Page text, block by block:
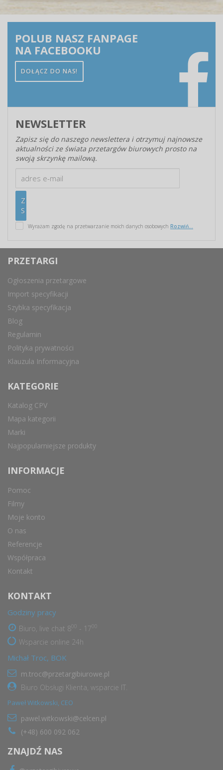
POLUB NASZ FANPAGE
NA FACEBOOKU
DOŁĄCZ DO NAS!
NEWSLETTER
Zapisz się do naszego newslettera i otrzymuj najnowsze
aktualności ze świata przetargów biurowych prosto na
swoją skrzynkę mailową.
Wyrażam zgodę na przetwarzanie moich danych osobowych Rozwiń...
PRZETARGI
Ogłoszenia przetargowe
Import specyfikacji
Szybka specyfikacja
Blog
Regulamin
Polityka prywatności
Klauzula Informacyjna
KATEGORIE
Katalog CPV
Mapa kategorii
Marki
Najpopularniejsze produkty
INFORMACJE
Pomoc
Filmy
Moje konto
O nas
Referencje
Współpraca
Kontakt
KONTAKT
Godziny pracy
Biuro, live chat 8 - 17
Wsparcie online 24h
Michał Troc, BOK
m.troc@przetargibiurowe.pl
Biuro Obsługi Klienta, wsparcie IT.
Paweł Witkowski, CEO
pawel.witkowski@celcen.pl
(+48) 600 092 062
ZNAJDŹ NAS